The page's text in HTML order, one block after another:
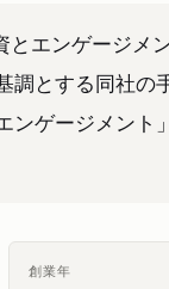
エンゲージメ
調とする同社の
ンゲージメント
創業年